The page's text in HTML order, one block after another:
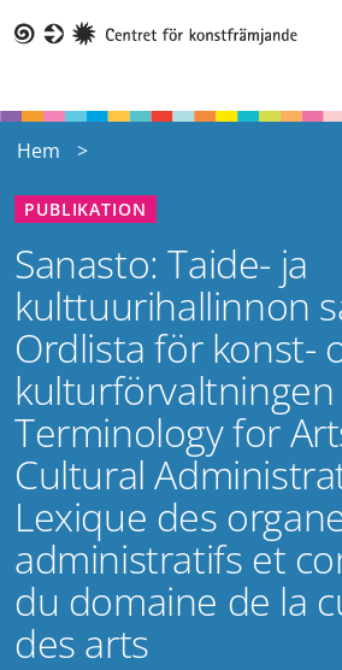
till
Hem
PUBLIKATION
Sanasto: Taide- ja
kulttuurihallinnon
Ordlista för konst-
kulturförvaltningen
Terminology for
Cultural
Lexique des
administratifs et
du domaine de la
des arts